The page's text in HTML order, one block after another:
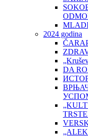
2024 godina
DA